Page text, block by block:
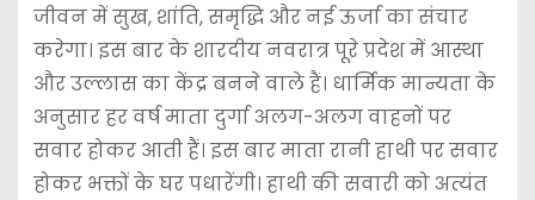
जीवन में सुख, शांति, समृद्धि और नई ऊर्जा का संचार
करेगा। इस बार के शारदीय नवरात्र पूरे प्रदेश में आस्था
और उल्लास का केंद्र बनने वाले हैं। धार्मिक मान्यता के
अनुसार हर वर्ष माता दुर्गा अलग-अलग वाहनों पर
सवार होकर आती हैं। इस बार माता रानी हाथी पर सवार
होकर भक्तों के घर पधारेंगी। हाथी की सवारी को अत्यंत